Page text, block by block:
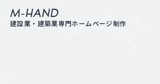
M-hand
建設業・建築業専門ホームページ制作